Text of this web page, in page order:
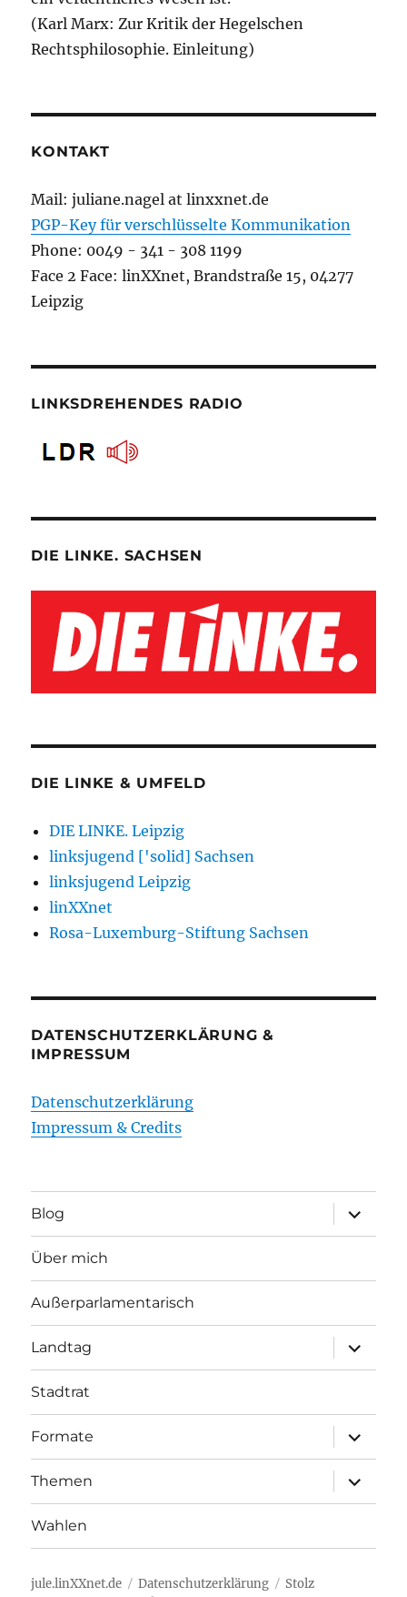
(Karl Marx: Zur Kritik der Hegelschen
Rechtsphilosophie. Einleitung)
KONTAKT
Mail: juliane.nagel at linxxnet.de
PGP-Key für verschlüsselte Kommunikation
Phone: 0049 - 341 - 308 1199
Face 2 Face: linXXnet, Brandstraße 15, 04277
Leipzig
LINKSDREHENDES RADIO
DIE LINKE. SACHSEN
DIE LINKE & UMFELD
DIE LINKE. Leipzig
linksjugend ['solid] Sachsen
linksjugend Leipzig
linXXnet
Rosa-Luxemburg-Stiftung Sachsen
DATENSCHUTZERKLÄRUNG &
IMPRESSUM
Datenschutzerklärung
Impressum & Credits
Blog
öffnen
Über mich
Außerparlamentarisch
Landtag
öffnen
Stadtrat
Formate
öffnen
Themen
öffnen
Wahlen
jule.linXXnet.de Datenschutzerklärung
Stolz